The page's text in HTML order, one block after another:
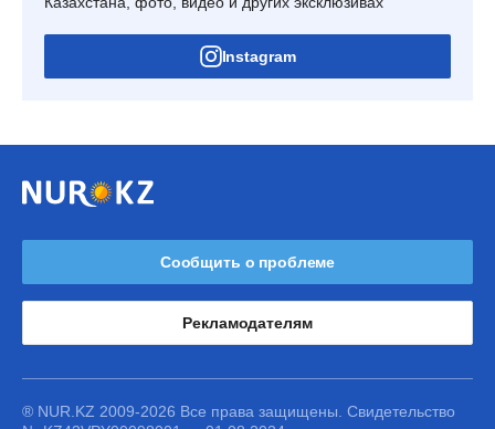
Instagram
Сообщить о проблеме
Рекламодателям
® NUR.KZ 2009-2026 Все права защищены. Свидетельство